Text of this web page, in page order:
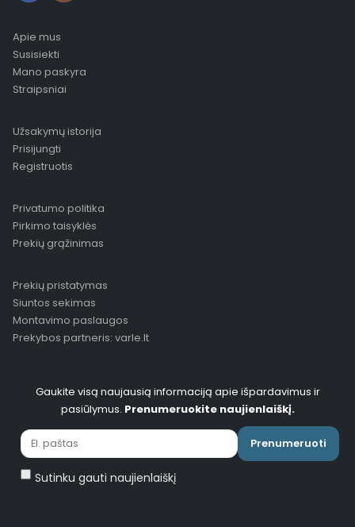
Apie mus
Susisiekti
Mano paskyra
Straipsniai
Užsakymų istorija
Prisijungti
Registruotis
Privatumo politika
Pirkimo taisyklės
Prekių grąžinimas
Prekių pristatymas
Siuntos sekimas
Montavimo paslaugos
Prekybos partneris: varle.lt
Gaukite visą naujausią informaciją apie išpardavimus ir
pasiūlymus. Prenumeruokite naujienlaiškį.
Prenumeruoti
Sutinku gauti naujienlaiškį